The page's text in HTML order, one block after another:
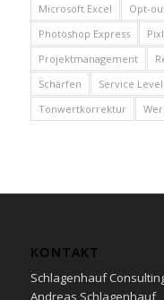
Microsoft Excel
Opt-
Photoshop Express
Projektmanagement
Schärfen
Service
Tonwertkorrektur
KONTAKT
Schlagenhauf
Andreas Schlagenhauf